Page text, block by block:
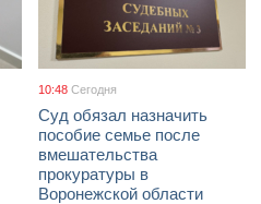
10:48 Сегодня
Суд обязал назначить
пособие семье после
вмешательства
прокуратуры в
Воронежской области